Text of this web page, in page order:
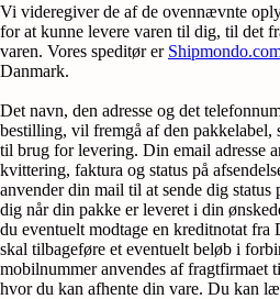
Vi videregiver de af de ovennævnte
for at kunne levere varen til dig, til det
varen. Vores speditør er
Danmark.
Det navn, den adresse og det
bestilling, vil fremgå af den pakkelabel,
til brug for levering. Din email adresse
kvittering, faktura og status på
anvender din mail til at sende dig status
dig når din pakke er leveret i din
du eventuelt modtage en kreditnotat
skal tilbageføre et eventuelt beløb i
mobilnummer anvendes af fragtfirmaet
hvor du kan afhente din vare. Du kan